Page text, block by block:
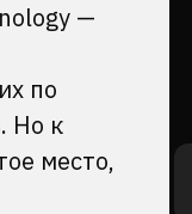
—
по
Но к
место,